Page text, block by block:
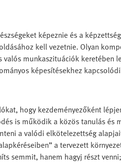
képeznie és a
kell vezetnie. Olyan
valós munkaszituációk keretében
képesítésekhez
hogy kezdeményezőként
is működik a közös tanulás és
a valódi elkötelezettség
a tervezett
semmit, hanem hagyj részt